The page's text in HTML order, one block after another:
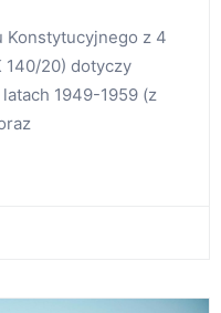
Konstytucyjnego z 4
140/20) dotyczy
1949-1959 (z